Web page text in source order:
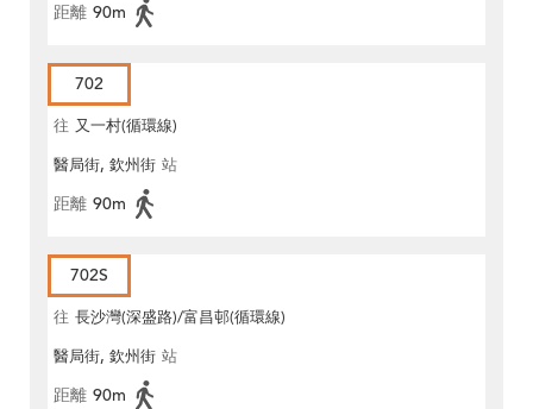
距離 90m
702
往 又一村(循環線)
醫局街, 欽州街 站
距離 90m
702S
往 長沙灣(深盛路)/富昌邨(循環線)
醫局街, 欽州街 站
距離 90m